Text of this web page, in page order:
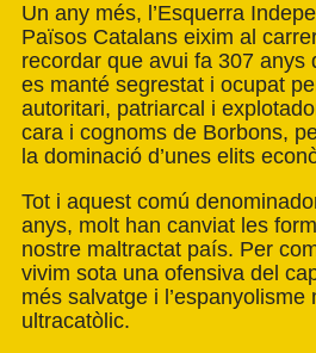
Un any més, l’Esquerra
Països Catalans eixim al
recordar que avui fa 307 anys
es manté segrestat i ocupat
autoritari, patriarcal i
cara i cognoms de Borbons,
la dominació d’unes elits
Tot i aquest comú
anys, molt han canviat les
nostre maltractat país. Per
vivim sota una ofensiva del
més salvatge i l’espanyolisme
ultracatòlic.